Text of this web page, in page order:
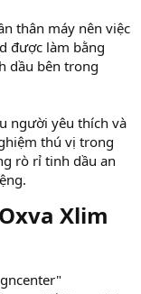
thân máy nên việc
được làm bằng
dầu bên trong
người yêu thích và
thú vị trong
rò rỉ tinh dầu an
Xlim